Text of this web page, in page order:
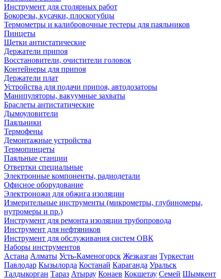
Инструмент для столярных работ
Бокорезы, кусачки, плоскогубцы
Термометры и калибровочные тестеры для паяльников
Пинцеты
Щетки антистатические
Держатели припоя
Восстановители, очистители головок
Контейнеры для припоя
Держатели плат
Устройства для подачи припоя, автодозаторы
Манипуляторы, вакуумные захваты
Браслеты антистатические
Дымоуловители
Паяльники
Термофены
Демонтажные устройства
Термопинцеты
Паяльные станции
Отвертки специальные
Электронные компоненты, радиодетали
Офисное оборудование
Электроножи для обжига изоляции
Измерительные инструменты (микрометры, глубиномеры,
нутромеры и пр.)
Инструмент для ремонта изоляции трубопровода
Инструмент для нефтяников
Инструмент для обслуживания систем ОВК
Наборы инструментов
Астана Алматы Усть-Каменогорск Жезказган Туркестан
Павлодар Кызылорда Костанай Караганда Уральск
Талдыкорган Тараз Атырау Конаев Кокшетау Семей Шымкент